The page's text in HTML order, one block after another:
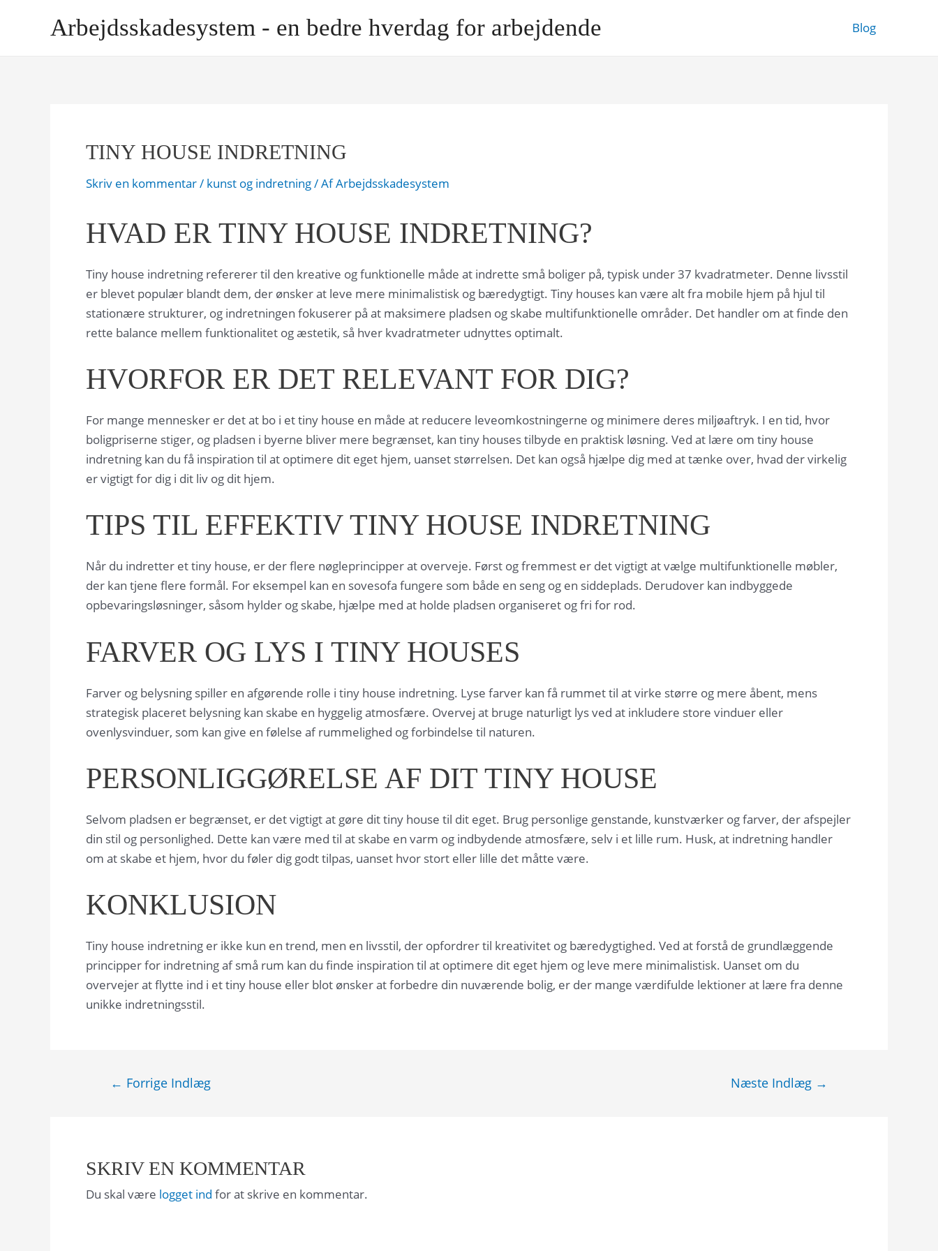
Arbejdsskadesystem - en bedre hverdag for arbejdende Blog
TINY HOUSE INDRETNING
Skriv en kommentar/ kunst og indretning/ AfArbejdsskadesystem
HVAD ER TINY HOUSE INDRETNING?
Tiny house indretning refererer til den kreative og funktionelle måde at indrette små boliger på, typisk under 37 kvadratmeter. Denne livsstil
er blevet populær blandt dem, der ønsker at leve mere minimalistisk og bæredygtigt. Tiny houses kan være alt fra mobile hjem på hjul til
stationære strukturer, og indretningen fokuserer på at maksimere pladsen og skabe multifunktionelle områder. Det handler om at finde den
rette balance mellem funktionalitet og æstetik, så hver kvadratmeter udnyttes optimalt.
HVORFOR ER DET RELEVANT FOR DIG?
For mange mennesker er det at bo i et tiny house en måde at reducere leveomkostningerne og minimere deres miljøaftryk. I en tid, hvor
boligpriserne stiger, og pladsen i byerne bliver mere begrænset, kan tiny houses tilbyde en praktisk løsning. Ved at lære om tiny house
indretning kan du få inspiration til at optimere dit eget hjem, uanset størrelsen. Det kan også hjælpe dig med at tænke over, hvad der virkelig
er vigtigt for dig i dit liv og dit hjem.
TIPS TIL EFFEKTIV TINY HOUSE INDRETNING
Når du indretter et tiny house, er der flere nøgleprincipper at overveje. Først og fremmest er det vigtigt at vælge multifunktionelle møbler,
der kan tjene flere formål. For eksempel kan en sovesofa fungere som både en seng og en siddeplads. Derudover kan indbyggede
opbevaringsløsninger, såsom hylder og skabe, hjælpe med at holde pladsen organiseret og fri for rod.
FARVER OG LYS I TINY HOUSES
Farver og belysning spiller en afgørende rolle i tiny house indretning. Lyse farver kan få rummet til at virke større og mere åbent, mens
strategisk placeret belysning kan skabe en hyggelig atmosfære. Overvej at bruge naturligt lys ved at inkludere store vinduer eller
ovenlysvinduer, som kan give en følelse af rummelighed og forbindelse til naturen.
PERSONLIGGØRELSE AF DIT TINY HOUSE
Selvom pladsen er begrænset, er det vigtigt at gøre dit tiny house til dit eget. Brug personlige genstande, kunstværker og farver, der afspejler
din stil og personlighed. Dette kan være med til at skabe en varm og indbydende atmosfære, selv i et lille rum. Husk, at indretning handler
om at skabe et hjem, hvor du føler dig godt tilpas, uanset hvor stort eller lille det måtte være.
KONKLUSION
Tiny house indretning er ikke kun en trend, men en livsstil, der opfordrer til kreativitet og bæredygtighed. Ved at forstå de grundlæggende
principper for indretning af små rum kan du finde inspiration til at optimere dit eget hjem og leve mere minimalistisk. Uanset om du
overvejer at flytte ind i et tiny house eller blot ønsker at forbedre din nuværende bolig, er der mange værdifulde lektioner at lære fra denne
unikke indretningsstil.
Indlægsnavigation
← Forrige Indlæg Næste Indlæg →
SKRIV EN KOMMENTAR
Du skal være logget ind for at skrive en kommentar.